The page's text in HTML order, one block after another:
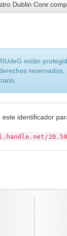
Dublin Core
están
reservados,
este identificador